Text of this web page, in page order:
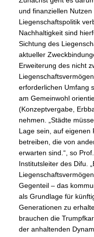
und finanziellen
Liegenschaftspolitik
Nachhaltigkeit sind
Sichtung des
aktueller
Erweiterung des nicht
erforderlichen Umfang
am Gemeinwohl
(Konzeptvergabe,
nehmen. „Städte
Lage sein, auf eigenen
betreiben, die von
erwarten sind.“, so
Institutsleiter des Difu.
Gegenteil – das
als Grundlage für
Generationen zu
brauchen die
der anhaltenden